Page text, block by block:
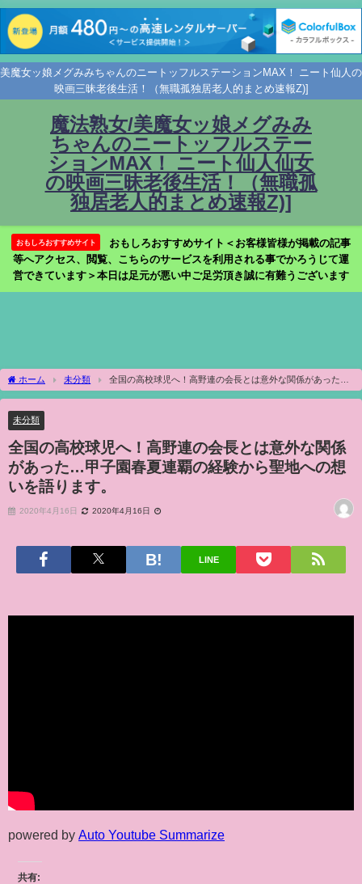
美魔女ッ娘メグみみちゃんのニートッフルステーションMAX！ ニート仙人の
映画三昧老後生活！（無職孤独居老人的まとめ速報Z)]
魔法熟女/美魔女ッ娘メグみみ
ちゃんのニートッフルステー
ションMAX！ ニート仙人仙女
の映画三昧老後生活！（無職孤
独居老人的まとめ速報Z)]
おもしろおすすめサイト
おもしろおすすめサイト＜お客様皆様が掲載の記事
等へアクセス、閲覧、こちらのサービスを利用される事でかろうじて運
営できています＞本日は足元が悪い中ご足労頂き誠に有難うございます
ホーム 未分類
全国の高校球児へ！高野連の会長とは意外な関係があった…
甲子園春夏連覇の経験から聖地への想いを語ります。
未分類
全国の高校球児へ！高野連の会長とは意外な関係
があった…甲子園春夏連覇の経験から聖地への想
いを語ります。
2020年4月16日 2020年4月16日
LINE
powered by Auto Youtube Summarize
共有: